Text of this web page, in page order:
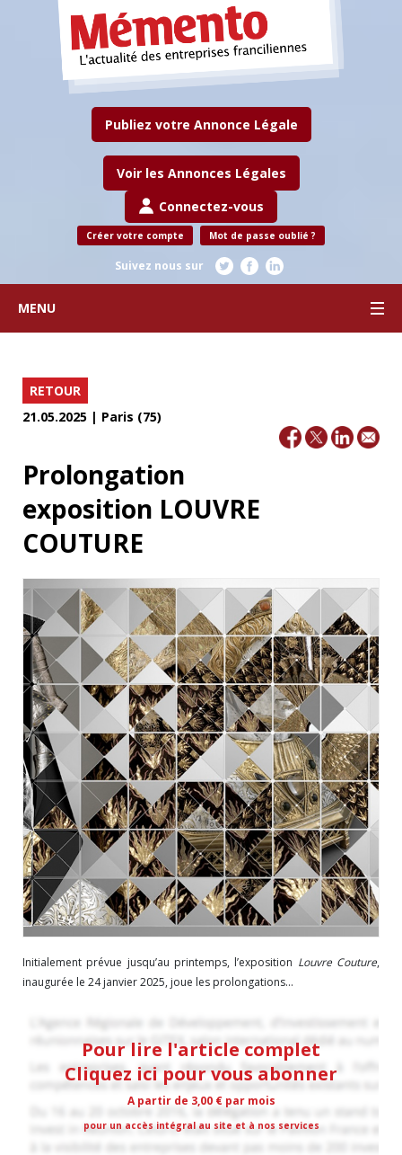
Publiez votre Annonce Légale
Voir les Annonces Légales
Connectez-vous
Créer votre compte Mot de passe oublié ?
Suivez nous sur
MENU
RETOUR
21.05.2025 | Paris (75)
Prolongation
exposition LOUVRE
COUTURE
Initialement prévue jusqu’au printemps, l’exposition Louvre Couture,
inaugurée le 24 janvier 2025, joue les prolongations...
Pour lire l'article complet
Cliquez ici pour vous abonner
A partir de 3,00 € par mois
pour un accès intégral au site et à nos services